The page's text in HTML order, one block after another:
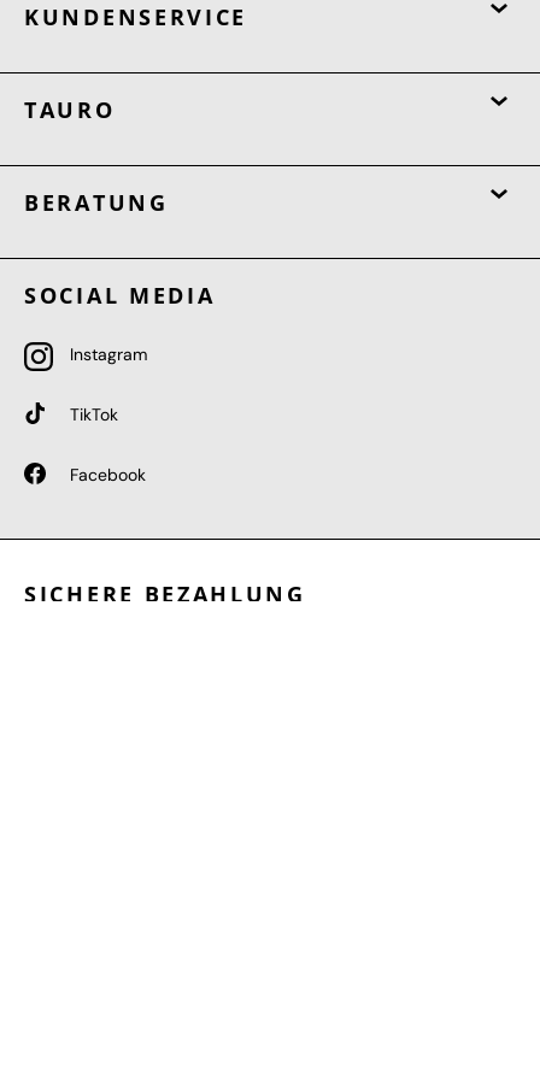
KUNDENSERVICE
TAURO
BERATUNG
SOCIAL MEDIA
Instagram
TikTok
Facebook
SICHERE BEZAHLUNG